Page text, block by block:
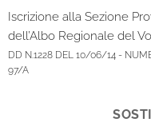
Iscrizione alla Sezione
dell’Albo Regionale del
Protezione Civile
DD N.1228 DEL 10/06/14 -
97/A